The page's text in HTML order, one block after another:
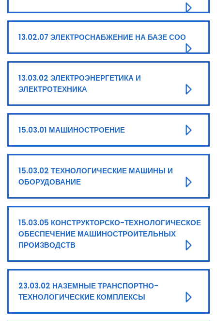
13.02.07 ЭЛЕКТРОСНАБЖЕНИЕ НА БАЗЕ СОО
13.03.02 ЭЛЕКТРОЭНЕРГЕТИКА И
ЭЛЕКТРОТЕХНИКА
15.03.01 МАШИНОСТРОЕНИЕ
15.03.02 ТЕХНОЛОГИЧЕСКИЕ МАШИНЫ И
ОБОРУДОВАНИЕ
15.03.05 КОНСТРУКТОРСКО-ТЕХНОЛОГИЧЕСКОЕ
ОБЕСПЕЧЕНИЕ МАШИНОСТРОИТЕЛЬНЫХ
ПРОИЗВОДСТВ
23.03.02 НАЗЕМНЫЕ ТРАНСПОРТНО-
ТЕХНОЛОГИЧЕСКИЕ КОМПЛЕКСЫ